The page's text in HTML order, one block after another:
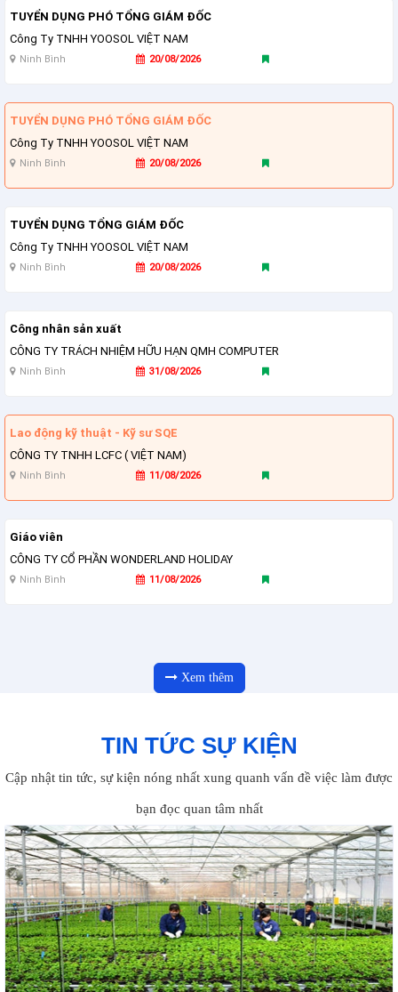
TUYỂN DỤNG PHÓ TỔNG GIÁM ĐỐC
Công Ty TNHH YOOSOL VIỆT NAM
Ninh Bình 20/08/2026
TUYỂN DỤNG PHÓ TỔNG GIÁM ĐỐC
Công Ty TNHH YOOSOL VIỆT NAM
Ninh Bình 20/08/2026
TUYỂN DỤNG TỔNG GIÁM ĐỐC
Công Ty TNHH YOOSOL VIỆT NAM
Ninh Bình 20/08/2026
Công nhân sản xuất
CÔNG TY TRÁCH NHIỆM HỮU HẠN QMH COMPUTER
Ninh Bình 31/08/2026
Lao động kỹ thuật - Kỹ sư SQE
CÔNG TY TNHH LCFC ( VIỆT NAM)
Ninh Bình 11/08/2026
Giáo viên
CÔNG TY CỔ PHẦN WONDERLAND HOLIDAY
Ninh Bình 11/08/2026
Xem thêm
TIN TỨC SỰ KIỆN
Cập nhật tin tức, sự kiện nóng nhất xung quanh vấn đề việc làm được
bạn đọc quan tâm nhất